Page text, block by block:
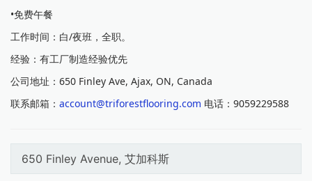
•免费午餐
工作时间：白/夜班，全职。
经验：有工厂制造经验优先
公司地址：650 Finley Ave, Ajax, ON, Canada
联系邮箱： account@triforestflooring.com 电话：9059229588
650 Finley Avenue, 艾加科斯